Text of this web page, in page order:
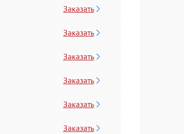
Заказать
Заказать
Заказать
Заказать
Заказать
Заказать